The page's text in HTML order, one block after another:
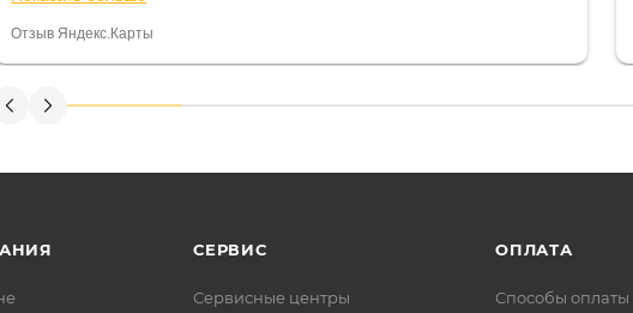
постоянно были на связи и в итоге проблема была решена.
Считаю, что это говорит о небезразличии к клиенту после
Отзыв Яндекс.Карты
СЕРВИС
Сервисные центры
ОПЛАТА
Способы оплаты